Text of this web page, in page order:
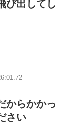
び出してし
からかかっ
さい